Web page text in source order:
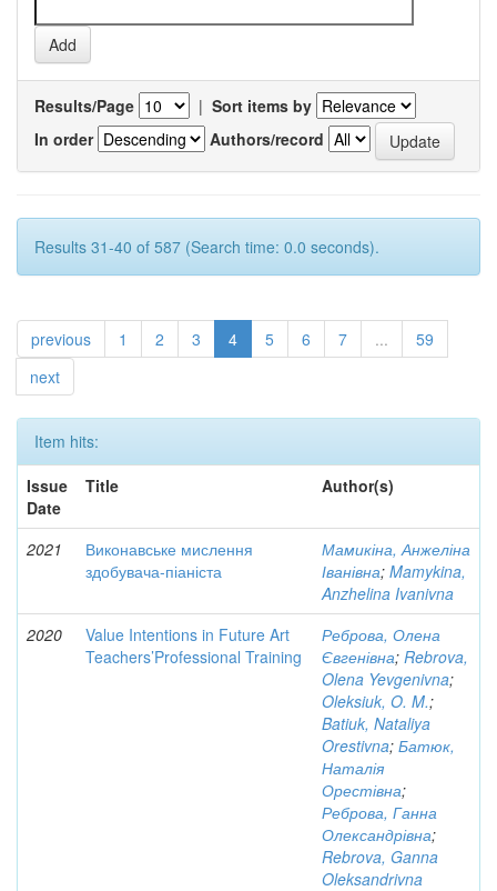
Results/Page | Sort items by
In order
Authors/record
Results 31-40 of 587 (Search time: 0.0 seconds).
previous 1 2 3 4 5 6 7 ...
59
next
Item hits:
Issue
Date
Title Author(s)
2021
Виконавське мислення
здобувача-піаніста
Мамикіна, Анжеліна
Іванівна; Mamykina,
Anzhelina Ivanivna
2020
Value Intentions in Future Art
Teachers’Professional Training
Реброва, Олена
Євгенівна; Rebrova,
Olena Yevgenivna;
Oleksiuk, O. M.;
Batiuk, Nataliya
Orestivna; Батюк,
Наталія
Орестівна;
Реброва, Ганна
Олександрівна;
Rebrova, Ganna
Oleksandrivna